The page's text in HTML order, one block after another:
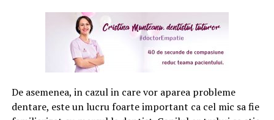
De asemenea, in cazul in care vor aparea probleme
dentare, este un lucru foarte important ca cel mic sa fie